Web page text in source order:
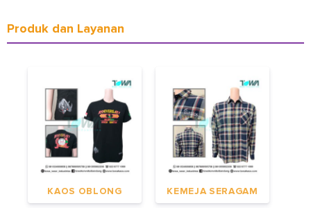
Produk dan Layanan
KAOS OBLONG KEMEJA SERAGAM